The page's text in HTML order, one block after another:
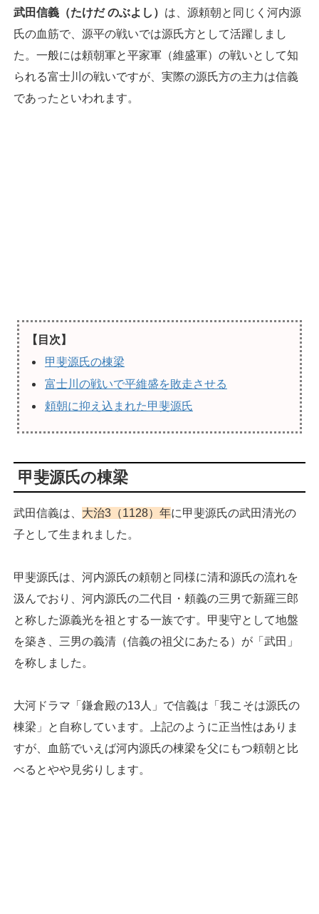
武田信義（たけだ のぶよし） は、源頼朝と同じく河内源
氏の血筋で、源平の戦いでは源氏方として活躍しまし
た。一般には頼朝軍と平家軍（維盛軍）の戦いとして知
られる富士川の戦いですが、実際の源氏方の主力は信義
であったといわれます。
【目次】
甲斐源氏の棟梁
富士川の戦いで平維盛を敗走させる
頼朝に抑え込まれた甲斐源氏
甲斐源氏の棟梁
武田信義は、 大治3（1128）年に甲斐源氏の武田清光の
子として生まれました。
甲斐源氏は、河内源氏の頼朝と同様に清和源氏の流れを
汲んでおり、河内源氏の二代目・頼義の三男で新羅三郎
と称した源義光を祖とする一族です。甲斐守として地盤
を築き、三男の義清（信義の祖父にあたる）が「武田」
を称しました。
大河ドラマ「鎌倉殿の13人」で信義は「我こそは源氏の
棟梁」と自称しています。上記のように正当性はありま
すが、血筋でいえば河内源氏の棟梁を父にもつ頼朝と比
べるとやや見劣りします。